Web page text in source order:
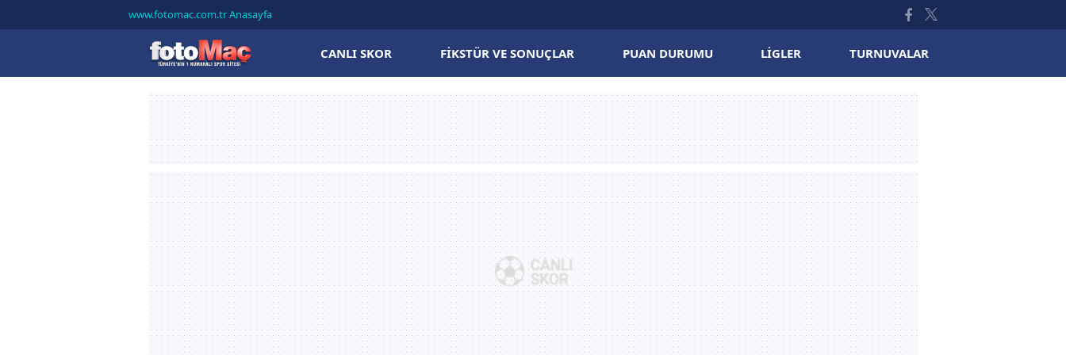
www.fotomac.com.tr Anasayfa
CANLI SKOR FIKSTÜR VE SONUÇLAR PUAN DURUMU LIGLER TURNUVALAR